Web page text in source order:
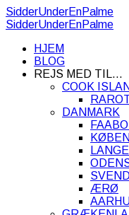
SidderUnderEnPalme
SidderUnderEnPalme
HJEM
BLOG
REJS MED TIL…
COOK
DANMARK
ÆRØ